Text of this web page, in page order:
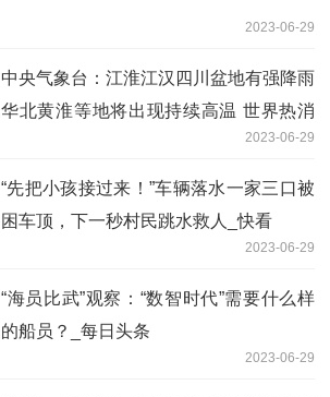
2023-06-29
中央气象台：江淮江汉四川盆地有强降雨
华北黄淮等地将出现持续高温 世界热消
2023-06-29
“先把小孩接过来！”车辆落水一家三口被
困车顶，下一秒村民跳水救人_快看
2023-06-29
“海员比武”观察：“数智时代”需要什么样
的船员？_每日头条
2023-06-29